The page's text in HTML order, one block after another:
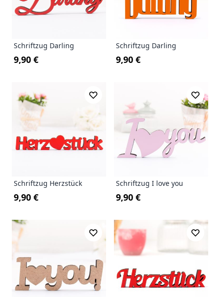
Schriftzug Darling
9,90 €
Schriftzug Darling
9,90 €
Schriftzug Herzstück
9,90 €
Schriftzug I love you
9,90 €